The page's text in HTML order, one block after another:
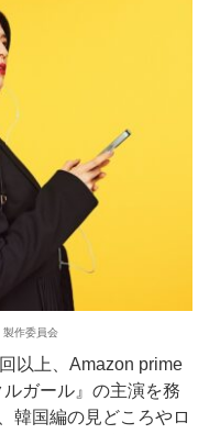
製作委員会
以上、Amazon prime
ガール』の主演を務
韓国編の見どころやロ